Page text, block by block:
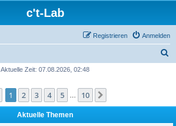
c't-Lab
Anmelden
Registrieren
e
Aktuelle Zeit: 07.08.2026, 02:48
Seite 1von 10
1 2 3 4 5 10
Aktuelle Themen